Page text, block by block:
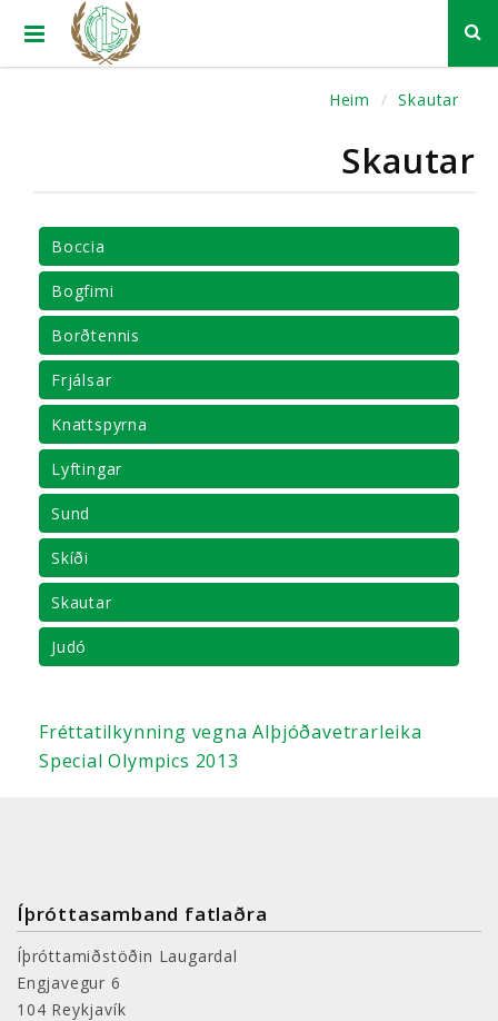
Heim Skautar
Skautar
Boccia
Bogfimi
Borðtennis
Frjálsar
Knattspyrna
Lyftingar
Sund
Skíði
Skautar
Judó
Fréttatilkynning vegna Alþjóðavetrarleika
Special Olympics 2013
Íþróttasamband fatlaðra
Íþróttamiðstöðin Laugardal
Engjavegur 6
104 Reykjavík